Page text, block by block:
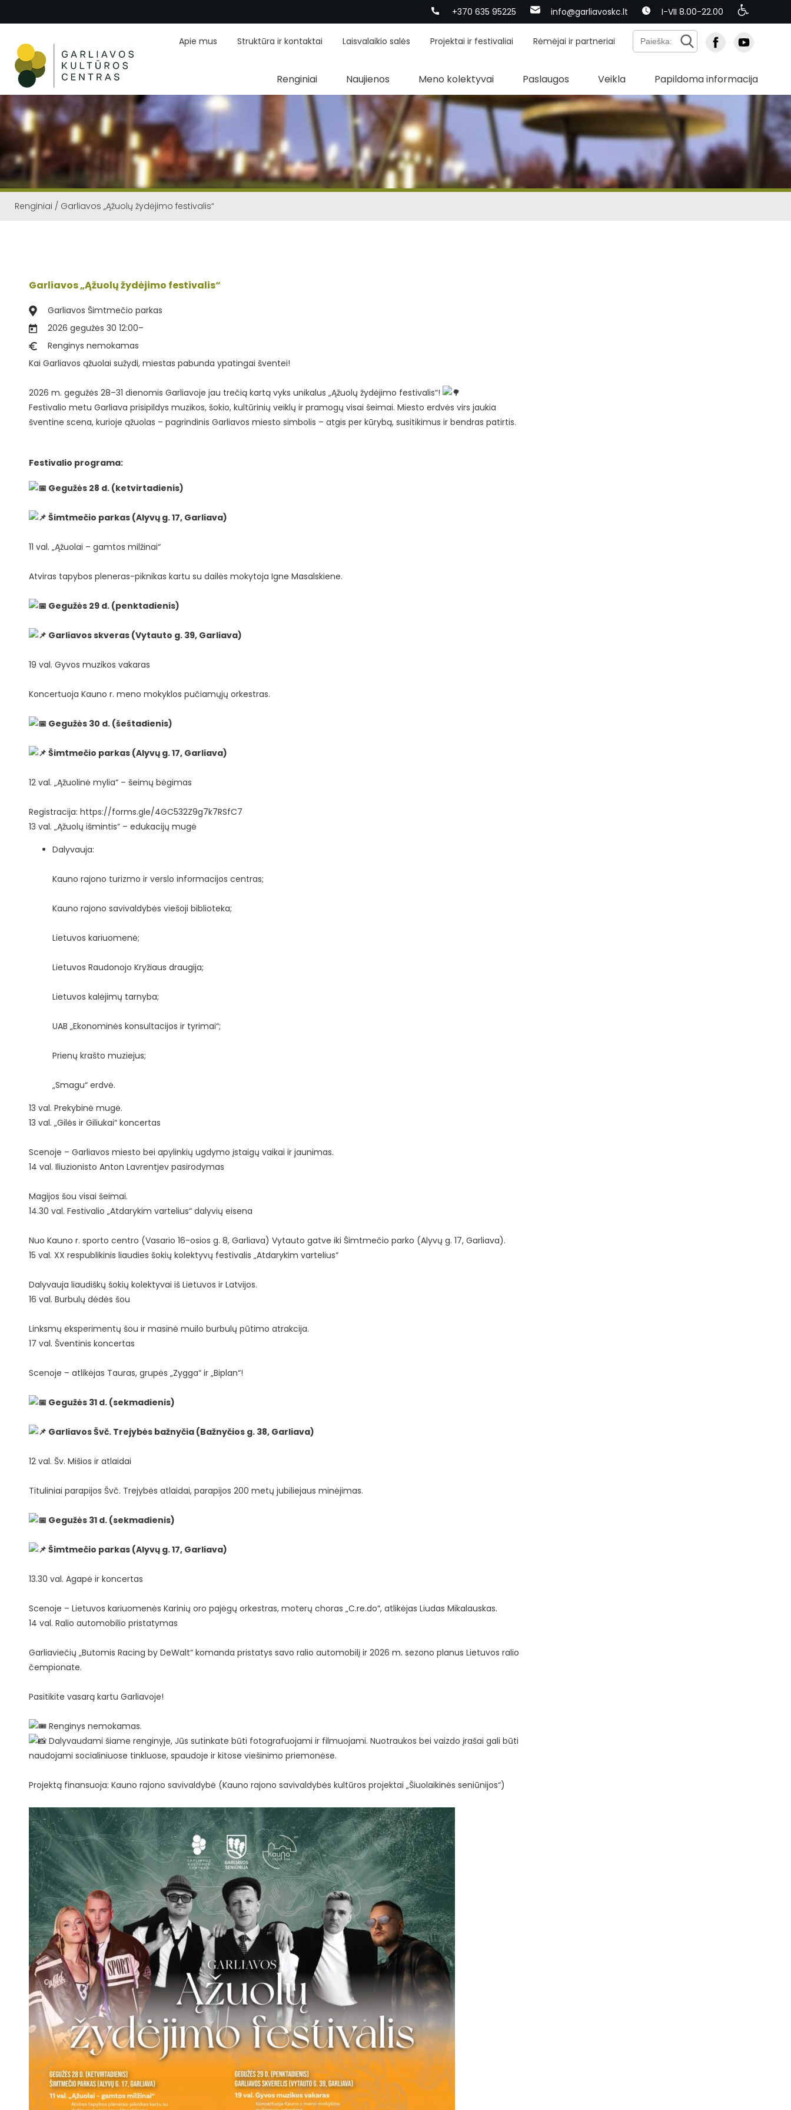
+370 635 95225 info@garliavoskc.lt I-VII 8.00-22.00
Apie mus Struktūra ir kontaktai Laisvalaikio salės Projektai ir festivaliai Rėmėjai ir partneriai
Renginiai Naujienos Meno kolektyvai Paslaugos Veikla Papildoma informacija
Renginiai / Garliavos „Ąžuolų žydėjimo festivalis“
Garliavos „Ąžuolų žydėjimo festivalis“
Garliavos Šimtmečio parkas
2026 gegužės 30 12:00–
Renginys nemokamas
Kai Garliavos ąžuolai sužydi, miestas pabunda ypatingai šventei!
2026 m. gegužės 28–31 dienomis Garliavoje jau trečią kartą vyks unikalus „Ąžuolų žydėjimo festivalis“!
Festivalio metu Garliava prisipildys muzikos, šokio, kultūrinių veiklų ir pramogų visai šeimai. Miesto erdvės virs jaukia
šventine scena, kurioje ąžuolas – pagrindinis Garliavos miesto simbolis – atgis per kūrybą, susitikimus ir bendras patirtis.
Festivalio programa:
Gegužės 28 d. (ketvirtadienis)
Šimtmečio parkas (Alyvų g. 17, Garliava)
11 val. „Ąžuolai – gamtos milžinai“
Atviras tapybos pleneras-piknikas kartu su dailės mokytoja Igne Masalskiene.
Gegužės 29 d. (penktadienis)
Garliavos skveras (Vytauto g. 39, Garliava)
19 val. Gyvos muzikos vakaras
Koncertuoja Kauno r. meno mokyklos pučiamųjų orkestras.
Gegužės 30 d. (šeštadienis)
Šimtmečio parkas (Alyvų g. 17, Garliava)
12 val. „Ąžuolinė mylia“ – šeimų bėgimas
Registracija: https://forms.gle/4GC532Z9g7k7RSfC7
13 val. „Ąžuolų išmintis“ – edukacijų mugė
Dalyvauja:
Kauno rajono turizmo ir verslo informacijos centras;
Kauno rajono savivaldybės viešoji biblioteka;
Lietuvos kariuomenė;
Lietuvos Raudonojo Kryžiaus draugija;
Lietuvos kalėjimų tarnyba;
UAB „Ekonominės konsultacijos ir tyrimai“;
Prienų krašto muziejus;
„Smagu“ erdvė.
13 val. Prekybinė mugė.
13 val. „Gilės ir Giliukai“ koncertas
Scenoje – Garliavos miesto bei apylinkių ugdymo įstaigų vaikai ir jaunimas.
14 val. Iliuzionisto Anton Lavrentjev pasirodymas
Magijos šou visai šeimai.
14.30 val. Festivalio „Atdarykim vartelius“ dalyvių eisena
Nuo Kauno r. sporto centro (Vasario 16-osios g. 8, Garliava) Vytauto gatve iki Šimtmečio parko (Alyvų g. 17, Garliava).
15 val. XX respublikinis liaudies šokių kolektyvų festivalis „Atdarykim vartelius“
Dalyvauja liaudiškų šokių kolektyvai iš Lietuvos ir Latvijos.
16 val. Burbulų dėdės šou
Linksmų eksperimentų šou ir masinė muilo burbulų pūtimo atrakcija.
17 val. Šventinis koncertas
Scenoje – atlikėjas Tauras, grupės „Zygga“ ir „Biplan“!
Gegužės 31 d. (sekmadienis)
Garliavos Švč. Trejybės bažnyčia (Bažnyčios g. 38, Garliava)
12 val. Šv. Mišios ir atlaidai
Tituliniai parapijos Švč. Trejybės atlaidai, parapijos 200 metų jubiliejaus minėjimas.
Gegužės 31 d. (sekmadienis)
Šimtmečio parkas (Alyvų g. 17, Garliava)
13.30 val. Agapė ir koncertas
Scenoje – Lietuvos kariuomenės Karinių oro pajėgų orkestras, moterų choras „C.re.do“, atlikėjas Liudas Mikalauskas.
14 val. Ralio automobilio pristatymas
Garliaviečių „Butomis Racing by DeWalt“ komanda pristatys savo ralio automobilį ir 2026 m. sezono planus Lietuvos ralio
čempionate.
Pasitikite vasarą kartu Garliavoje!
Renginys nemokamas.
Dalyvaudami šiame renginyje, Jūs sutinkate būti fotografuojami ir filmuojami. Nuotraukos bei vaizdo įrašai gali būti
naudojami socialiniuose tinkluose, spaudoje ir kitose viešinimo priemonėse.
Projektą finansuoja: Kauno rajono savivaldybė (Kauno rajono savivaldybės kultūros projektai „Šiuolaikinės seniūnijos“)